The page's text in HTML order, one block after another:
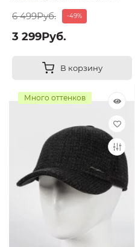
6 499Руб. -49%
3 299Руб.
В корзину
Много оттенков